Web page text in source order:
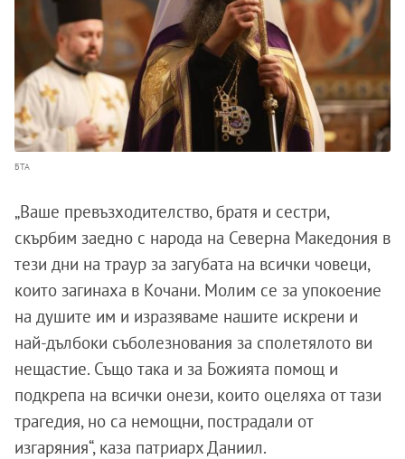
БТА
„Ваше превъзходителство, братя и сестри,
скърбим заедно с народа на Северна Македония в
тези дни на траур за загубата на всички човеци,
които загинаха в Кочани. Молим се за упокоение
на душите им и изразяваме нашите искрени и
най-дълбоки съболезнования за сполетялото ви
нещастие. Също така и за Божията помощ и
подкрепа на всички онези, които оцеляха от тази
трагедия, но са немощни, пострадали от
изгаряния“, каза патриарх Даниил.